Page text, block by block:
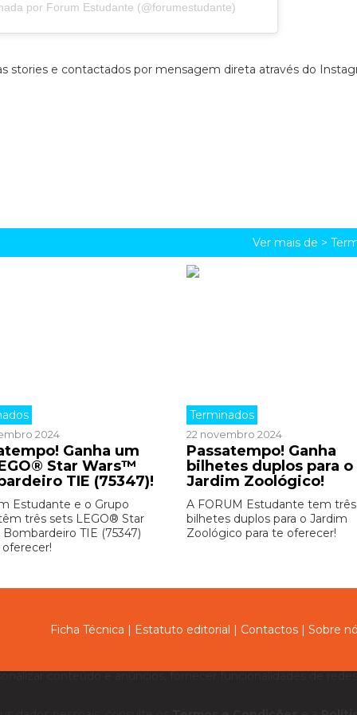
por Forum Estudante (@forumestudante)
stories e contactados por mensagem direta através do
Ver mais de >
2024
Ganha um
Star Wars™
TIE (75347)!
Estudante e o Grupo
três sets LEGO® Star
TIE (75347)
Terminados
22 novembro 2024
Passatempo! Ganha
bilhetes duplos para o
Jardim Zoológico!
A FORUM Estudante tem três
bilhetes duplos para o Jardim
Zoológico para te oferecer!
Ficha Técnica | Estatuto editorial | Contactos | Sobre
conteúdo e anúncios, fornecer funcionalidades de